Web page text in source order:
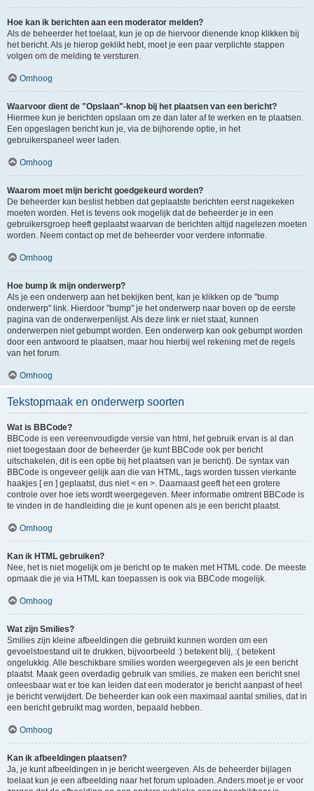
Hoe kan ik berichten aan een moderator melden?
Als de beheerder het toelaat, kun je op de hiervoor dienende knop klikken bij
het bericht. Als je hierop geklikt hebt, moet je een paar verplichte stappen
volgen om de melding te versturen.
Omhoog
Waarvoor dient de "Opslaan"-knop bij het plaatsen van een bericht?
Hiermee kun je berichten opslaan om ze dan later af te werken en te plaatsen.
Een opgeslagen bericht kun je, via de bijhorende optie, in het
gebruikerspaneel weer laden.
Omhoog
Waarom moet mijn bericht goedgekeurd worden?
De beheerder kan beslist hebben dat geplaatste berichten eerst nagekeken
moeten worden. Het is tevens ook mogelijk dat de beheerder je in een
gebruikersgroep heeft geplaatst waarvan de berichten altijd nagelezen moeten
worden. Neem contact op met de beheerder voor verdere informatie.
Omhoog
Hoe bump ik mijn onderwerp?
Als je een onderwerp aan het bekijken bent, kan je klikken op de "bump
onderwerp" link. Hierdoor "bump" je het onderwerp naar boven op de eerste
pagina van de onderwerpenlijst. Als deze link er niet staat, kunnen
onderwerpen niet gebumpt worden. Een onderwerp kan ook gebumpt worden
door een antwoord te plaatsen, maar hou hierbij wel rekening met de regels
van het forum.
Omhoog
Tekstopmaak en onderwerp soorten
Wat is BBCode?
BBCode is een vereenvoudigde versie van html, het gebruik ervan is al dan
niet toegestaan door de beheerder (je kunt BBCode ook per bericht
uitschakelen, dit is een optie bij het plaatsen van je bericht). De syntax van
BBCode is ongeveer gelijk aan die van HTML, tags worden tussen vierkante
haakjes [ en ] geplaatst, dus niet < en >. Daarnaast geeft het een grotere
controle over hoe iets wordt weergegeven. Meer informatie omtrent BBCode is
te vinden in de handleiding die je kunt openen als je een bericht plaatst.
Omhoog
Kan ik HTML gebruiken?
Nee, het is niet mogelijk om je bericht op te maken met HTML code. De meeste
opmaak die je via HTML kan toepassen is ook via BBCode mogelijk.
Omhoog
Wat zijn Smilies?
Smilies zijn kleine afbeeldingen die gebruikt kunnen worden om een
gevoelstoestand uit te drukken, bijvoorbeeld :) betekent blij, :( betekent
ongelukkig. Alle beschikbare smilies worden weergegeven als je een bericht
plaatst. Maak geen overdadig gebruik van smilies, ze maken een bericht snel
onleesbaar wat er toe kan leiden dat een moderator je bericht aanpast of heel
je bericht verwijdert. De beheerder kan ook een maximaal aantal smilies, dat in
een bericht gebruikt mag worden, bepaald hebben.
Omhoog
Kan ik afbeeldingen plaatsen?
Ja, je kunt afbeeldingen in je bericht weergeven. Als de beheerder bijlagen
toelaat kun je een afbeelding naar het forum uploaden. Anders moet je er voor